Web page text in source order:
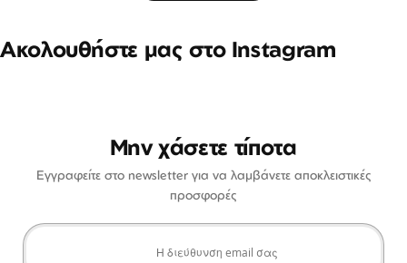
Ακολουθήστε μας στο Instagram
Μην χάσετε τίποτα
Εγγραφείτε στο newsletter για να λαμβάνετε αποκλειστικές
προσφορές